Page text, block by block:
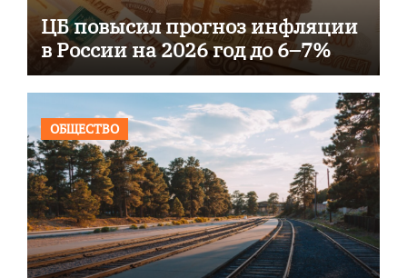
ЦБ повысил прогноз инфляции
в России на 2026 год до 6–7%
ОБЩЕСТВО